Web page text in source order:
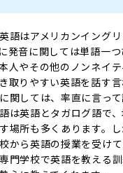
語はアメリカンイング
発音に関しては単語一
人やその他のノンネイ
取りやすい英語を話す
関しては、率直に言っ
は英語とタガログ語で
場所も多くあります。
から英語の授業を受け
門学校で英語を教える